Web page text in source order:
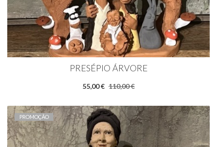
PRESÉPIO ÁRVORE
55,00 € 110,00 €
PROMOÇÃO